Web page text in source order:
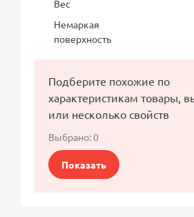
Вес
Немаркая
поверхность
Подберите похожие по
характеристикам товары,
или несколько свойств
Выбрано:0
Показать